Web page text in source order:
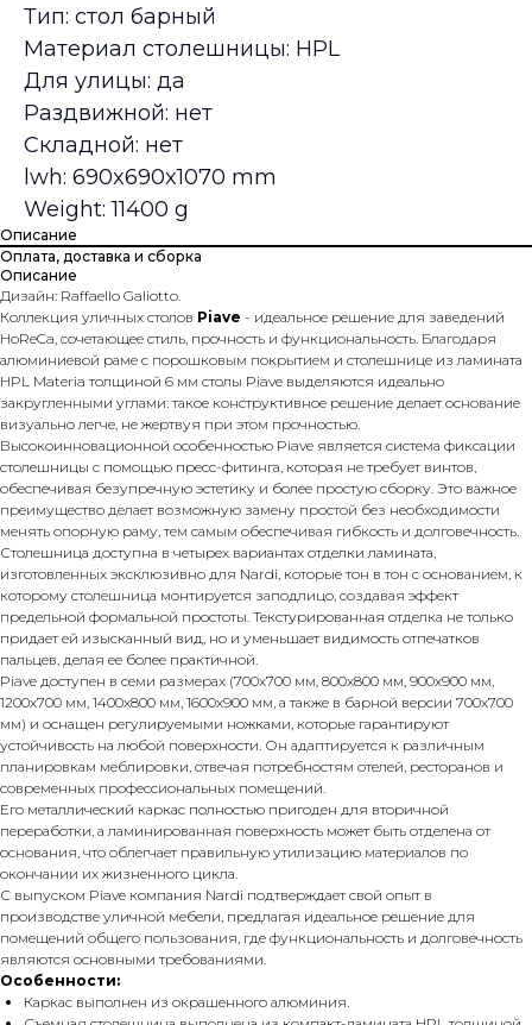
Тип: стол барный
Материал столешницы: HPL
Для улицы: да
Раздвижной: нет
Складной: нет
lwh: 690x690x1070 mm
Weight: 11400 g
Описание
Оплата, доставка и сборка
Описание
Дизайн: Raffaello Galiotto.
Коллекция уличных столов Piave - идеальное решение для заведений
HoReCa, сочетающее стиль, прочность и функциональность. Благодаря
алюминиевой раме с порошковым покрытием и столешнице из ламината
HPL Materia толщиной 6 мм столы Piave выделяются идеально
закругленными углами: такое конструктивное решение делает основание
визуально легче, не жертвуя при этом прочностью.
Высокоинновационной особенностью Piave является система фиксации
столешницы с помощью пресс-фитинга, которая не требует винтов,
обеспечивая безупречную эстетику и более простую сборку. Это важное
преимущество делает возможную замену простой без необходимости
менять опорную раму, тем самым обеспечивая гибкость и долговечность.
Столешница доступна в четырех вариантах отделки ламината,
изготовленных эксклюзивно для Nardi, которые тон в тон с основанием, к
которому столешница монтируется заподлицо, создавая эффект
предельной формальной простоты. Текстурированная отделка не только
придает ей изысканный вид, но и уменьшает видимость отпечатков
пальцев, делая ее более практичной.
Piave доступен в семи размерах (700х700 мм, 800х800 мм, 900х900 мм,
1200х700 мм, 1400х800 мм, 1600х900 мм, а также в барной версии 700х700
мм) и оснащен регулируемыми ножками, которые гарантируют
устойчивость на любой поверхности. Он адаптируется к различным
планировкам меблировки, отвечая потребностям отелей, ресторанов и
современных профессиональных помещений.
Его металлический каркас полностью пригоден для вторичной
переработки, а ламинированная поверхность может быть отделена от
основания, что облегчает правильную утилизацию материалов по
окончании их жизненного цикла.
С выпуском Piave компания Nardi подтверждает свой опыт в
производстве уличной мебели, предлагая идеальное решение для
помещений общего пользования, где функциональность и долговечность
являются основными требованиями.
Особенности:
Каркас выполнен из окрашенного алюминия.